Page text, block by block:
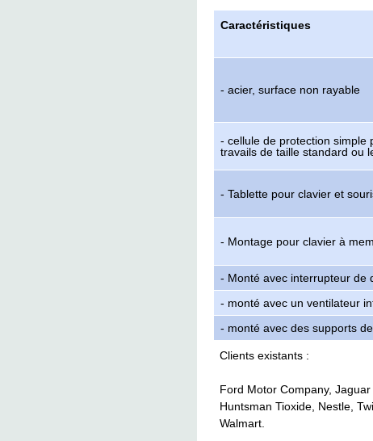
Caractéristiques
- acier, surface non rayable
- cellule de protection simple
travails de taille standard ou
- Tablette pour clavier et
- Montage pour clavier à
- Monté avec interrupteur de
- monté avec un ventilateur
- monté avec des supports
Clients existants :
Ford Motor Company,
Huntsman Tioxide, Nestle,
Walmart.